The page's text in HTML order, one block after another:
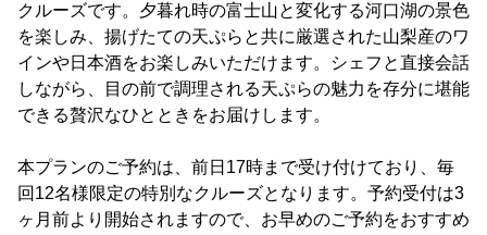
クルーズです。夕暮れ時の富士山と変化する河口湖の景色
を楽しみ、揚げたての天ぷらと共に厳選された山梨産のワ
インや日本酒をお楽しみいただけます。シェフと直接会話
しながら、目の前で調理される天ぷらの魅力を存分に堪能
できる贅沢なひとときをお届けします。
本プランのご予約は、前日17時まで受け付けており、毎
回12名様限定の特別なクルーズとなります。予約受付は3
ヶ月前より開始されますので、お早めのご予約をおすすめ